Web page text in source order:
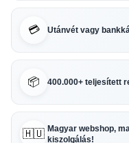
💳 Utánvét vagy
📦 400.000+ teljesített
🇭🇺 Magyar webshop,
kiszolgálás!